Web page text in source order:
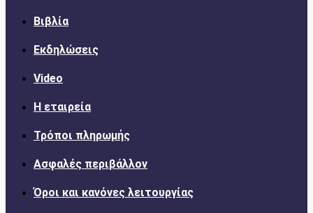
Βιβλία
Εκδηλώσεις
Video
Η εταιρεία
Τρόποι πληρωμής
Ασφαλές περιβάλλον
Όροι και κανόνες λειτουργίας